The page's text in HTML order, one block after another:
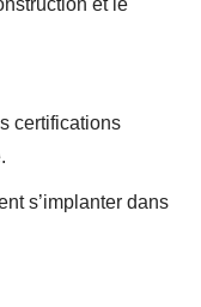
et le
certifications
s’implanter dans